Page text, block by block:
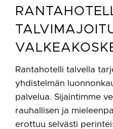
Rantahotelli talvella
yhdistelmän
palvelua. Sijaintimme
rauhallisen ja
erottuu selvästi